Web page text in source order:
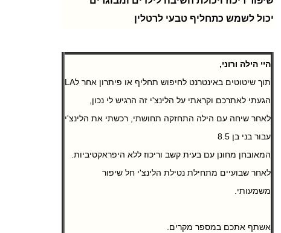
יכול לשמש כתחליף טבעי לרטלין
היי הילה ורוני,
תוך שיטוטים באינטרנט לחיפוש תחליף או פיתרון אחר לLA
הגעתי לאתרכם וקראתי על הלינצ'י זה הרגיש לי נכון,
לאחר שיחה עם הילה התחזקה תחושתי, רכשתי את הלינצ'י
עבור בני בן 8.5
המאובחן מחונן עם בעית קשב וריכוז ללא היפראקטיביות.
לאחר שבועיים מתחילת נטילת הלינצ'י חל שיפור
משמעותי.
אשתף אתכם במספר מקרים.